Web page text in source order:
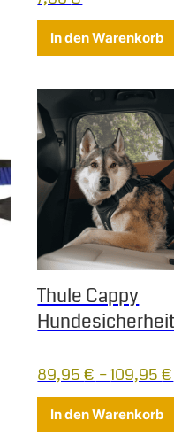
In den Warenkorb
weist mehrere
Thule Cappy
89,95€ –109,95€
In den Warenkorb